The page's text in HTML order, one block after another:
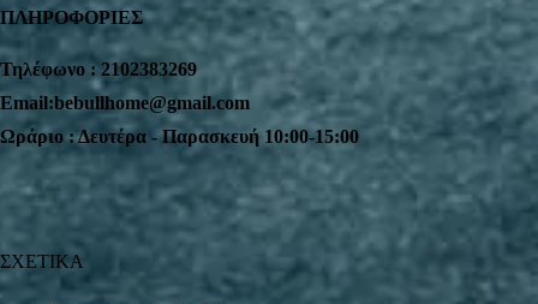
ΠΛΗΡΟΦΟΡΙΕΣ
Τηλέφωνο : 2102383269
Email:bebullhome@gmail.com
Ωράριο : Δευτέρα - Παρασκευή 10:00-15:00
ΣΧΕΤΙΚΑ